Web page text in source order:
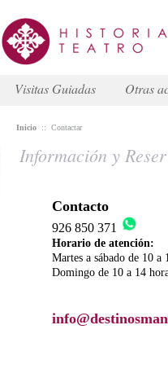
Visitas Guiadas Otras
Inicio :: Contactar
Información y
Contacto
926 850 371
Horario de atención:
Martes a sábado de 10 a
Domingo de 10 a 14